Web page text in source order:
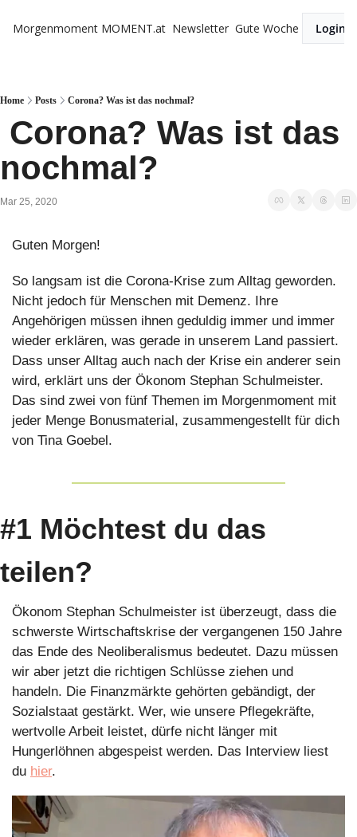
Morgenmoment MOMENT.at Newsletter Gute Woche Login
Home Posts Corona? Was ist das nochmal?
nochmal?
Mar 25, 2020
Guten Morgen!
So langsam ist die Corona-Krise zum Alltag geworden.
Nicht jedoch für Menschen mit Demenz. Ihre
Angehörigen müssen ihnen geduldig immer und immer
wieder erklären, was gerade in unserem Land passiert.
Dass unser Alltag auch nach der Krise ein anderer sein
wird, erklärt uns der Ökonom Stephan Schulmeister.
Das sind zwei von fünf Themen im Morgenmoment mit
jeder Menge Bonusmaterial, zusammengestellt für dich
von Tina Goebel.
#1 Möchtest du das
teilen?
Ökonom Stephan Schulmeister ist überzeugt, dass die
schwerste Wirtschaftskrise der vergangenen 150 Jahre
das Ende des Neoliberalismus bedeutet. Dazu müssen
wir aber jetzt die richtigen Schlüsse ziehen und
handeln. Die Finanzmärkte gehörten gebändigt, der
Sozialstaat gestärkt. Wer, wie unsere Pflegekräfte,
wertvolle Arbeit leistet, dürfe nicht länger mit
Hungerlöhnen abgespeist werden. Das Interview liest
du hier.